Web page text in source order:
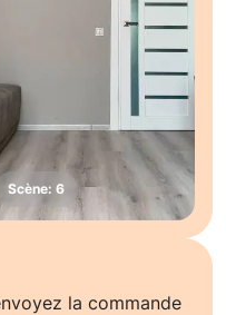
la commande